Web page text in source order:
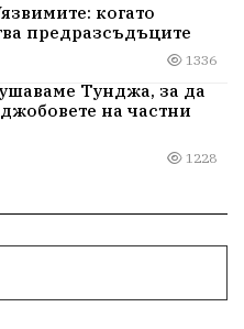
когато
предразсъдъците
1336
Тунджа, за да
на частни
1228